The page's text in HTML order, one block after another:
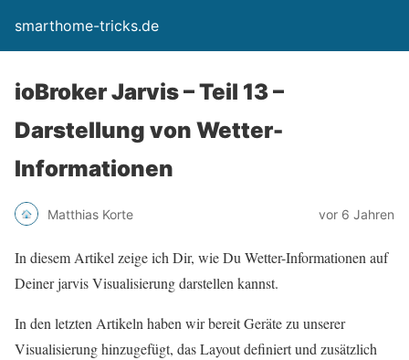
smarthome-tricks.de
ioBroker Jarvis – Teil 13 –
Darstellung von Wetter-
Informationen
Matthias Korte vor 6 Jahren
In diesem Artikel zeige ich Dir, wie Du Wetter-Informationen auf
Deiner jarvis Visualisierung darstellen kannst.
In den letzten Artikeln haben wir bereit Geräte zu unserer
Visualisierung hinzugefügt, das Layout definiert und zusätzlich